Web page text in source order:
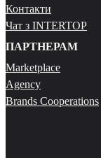
Контакти
Чат з INTERTOP
ПАРТНЕРАМ
Marketplace
Agency
Brands Cooperations